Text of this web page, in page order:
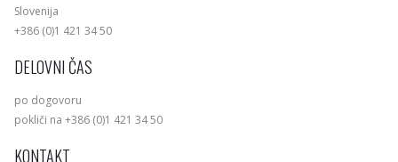
Slovenija
+386 (0)1 421 34 50
DELOVNI ČAS
po dogovoru
pokliči na +386 (0)1 421 34 50
KONTAKT